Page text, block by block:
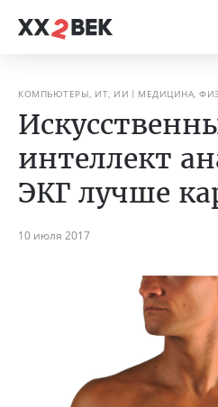
КОМПЬЮТЕРЫ, ИТ, ИИ МЕДИЦИНА,
интеллект
ЭКГ лучше
10 июля 2017